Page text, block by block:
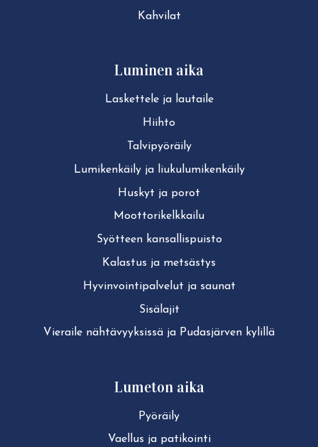
Kahvilat
Luminen aika
Laskettele ja lautaile
Hiihto
Tal­vi­pyö­räi­ly
Lu­mi­ken­käi­ly ja liu­ku­lu­mi­ken­käi­ly
Huskyt ja porot
Moot­to­ri­kelk­kai­lu
Syötteen kan­sal­lis­puis­to
Kalastus ja metsästys
Hy­vin­voin­ti­pal­ve­lut ja saunat
Sisälajit
Vieraile näh­tä­vyyk­sis­sä ja Pudasjärven kylillä
Lumeton aika
Pyöräily
Vaellus ja patikointi